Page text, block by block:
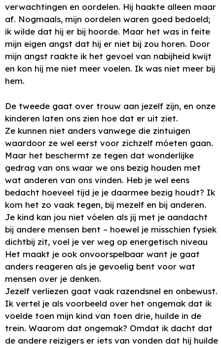
verwachtingen en oordelen. Hij haakte alleen maar
af. Nogmaals, mijn oordelen waren goed bedoeld;
ik wilde dat hij er bij hoorde. Maar het was in feite
mijn eigen angst dat hij er niet bij zou horen. Door
mijn angst raakte ik het gevoel van nabijheid kwijt
en kon hij me niet meer voelen. Ik was niet meer bij
hem.
De tweede gaat over trouw aan jezelf zijn, en onze
kinderen laten ons zien hoe dat er uit ziet.
Ze kunnen niet anders vanwege die zintuigen
waardoor ze wel eerst voor zichzelf móeten gaan.
Maar het beschermt ze tegen dat wonderlijke
gedrag van ons waar we ons bezig houden met
wat anderen van ons vinden. Heb je wel eens
bedacht hoeveel tijd je je daarmee bezig houdt? Ik
kom het zo vaak tegen, bij mezelf en bij anderen.
Je kind kan jou niet vóelen als jij met je aandacht
bij andere mensen bent – hoewel je misschien fysiek
dichtbij zit, voel je ver weg op energetisch niveau
Het maakt je ook onvoorspelbaar want je gaat
anders reageren als je gevoelig bent voor wat
mensen over je denken.
Jezelf verliezen gaat vaak razendsnel en onbewust.
Ik vertel je als voorbeeld over het ongemak dat ik
voelde toen mijn kind van toen drie, huilde in de
trein. Waarom dat ongemak? Omdat ik dacht dat
de andere reizigers er iets van vonden dat hij huilde